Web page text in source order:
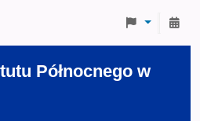
Północnego w